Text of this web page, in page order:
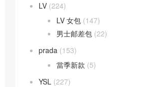
LV (224)
LV 女包 (147)
男士邮差包 (22)
prada (153)
當季新款 (5)
YSL (227)